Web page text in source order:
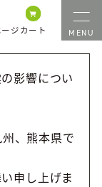
ジカート
影響につい
、熊本県で
申し上げま